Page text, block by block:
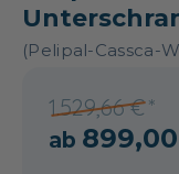
(Pelipal-Cassca-
1.529,66 €